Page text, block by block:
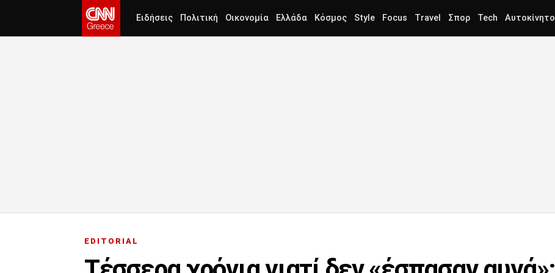
Ειδήσεις Πολιτική Οικονομία Ελλάδα Κόσμος Style Focus Travel Σπορ Tech Αυτοκίνητο
EDITORIAL